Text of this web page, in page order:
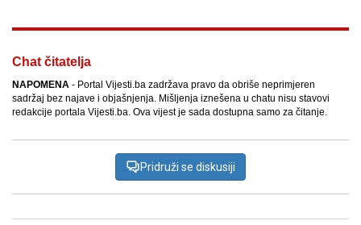
Chat čitatelja
NAPOMENA - Portal Vijesti.ba zadržava pravo da obriše neprimjeren
sadržaj bez najave i objašnjenja. Mišljenja iznešena u chatu nisu stavovi
redakcije portala Vijesti.ba. Ova vijest je sada dostupna samo za čitanje.
Pridruži se diskusiji